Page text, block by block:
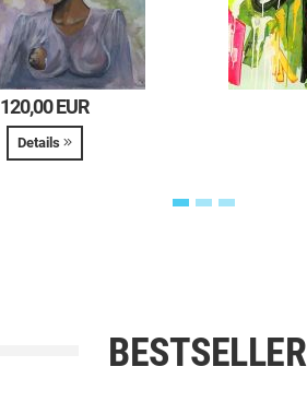
120,00 EUR
Details
BESTSELLER